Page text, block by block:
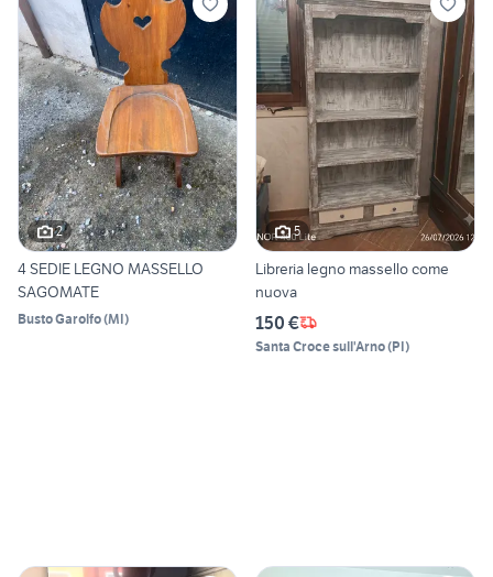
2
4 SEDIE LEGNO MASSELLO
SAGOMATE
Busto Garolfo(MI)
5
Libreria legno massello come
nuova
150 €
Santa Croce sull'Arno(PI)